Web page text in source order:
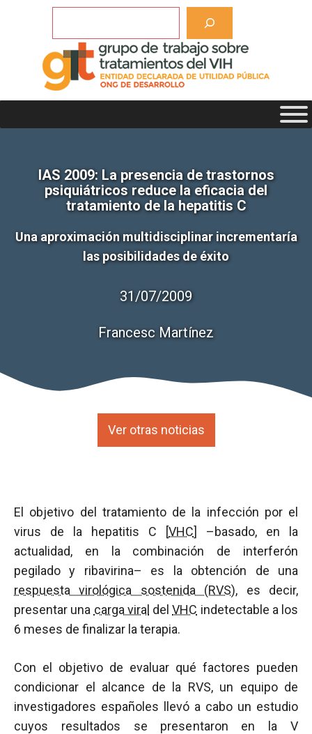
IAS 2009: La presencia de trastornos
psiquiátricos reduce la eficacia del
tratamiento de la hepatitis C
Una aproximación multidisciplinar incrementaría
las posibilidades de éxito
31/07/2009
Francesc Martínez
Ver otras noticias
El objetivo del tratamiento de la infección por el
virus de la hepatitis C [VHC] –basado, en la
actualidad, en la combinación de interferón
pegilado y ribavirina– es la obtención de una
respuesta virológica sostenida (RVS), es decir,
presentar una carga viral delVHC indetectable a los
6 meses de finalizar la terapia.
Con el objetivo de evaluar qué factores pueden
condicionar el alcance de la RVS, un equipo de
investigadores españoles llevó a cabo un estudio
cuyos resultados se presentaron en la V